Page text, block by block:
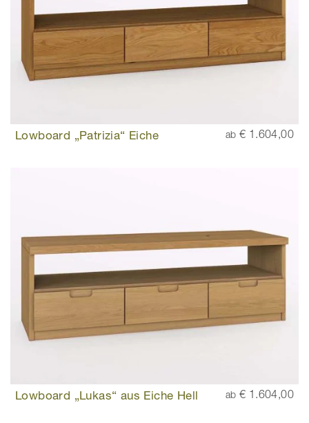
Lowboard „Patrizia“ Eiche ab € 1.604,00
Lowboard „Lukas“ aus Eiche Hell ab € 1.604,00